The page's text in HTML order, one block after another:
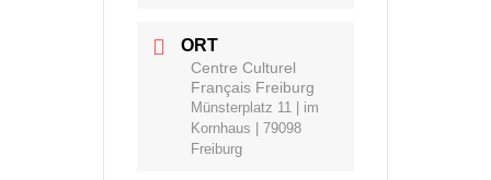
ORT
Centre Culturel
Français Freiburg
Münsterplatz 11 | im
Kornhaus | 79098
Freiburg